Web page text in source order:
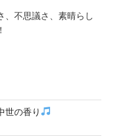
、不思議さ、素晴らし
世の香り